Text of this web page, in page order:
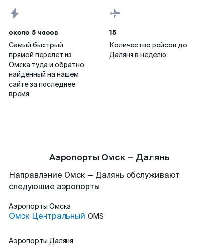
около 5 часов
Самый быстрый
прямой перелет из
Омска туда и обратно,
найденный на нашем
сайте за последнее
время
15
Количество рейсов до
Даляня в неделю
Аэропорты Омск — Далянь
Направление Омск — Далянь обслуживают
следующие аэропорты
Аэропорты Омска
Омск Центральный OMS
Аэропорты Даляня